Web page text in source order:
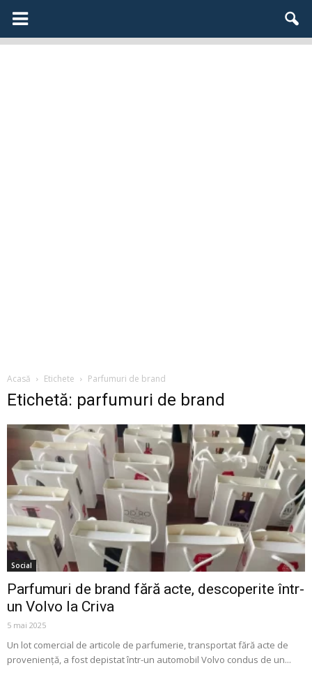
Acasă Etichete Parfumuri de brand
Etichetă: parfumuri de brand
Social
Parfumuri de brand fără acte, descoperite într-
un Volvo la Criva
5 mai 2025
Un lot comercial de articole de parfumerie, transportat fără acte de
proveniență, a fost depistat într-un automobil Volvo condus de un...